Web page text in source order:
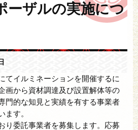
ーザルの実施につ
てイルミネーションを開催するに
画から資材調達及び設置解体等の
門的な知見と実績を有する事業者
ます。
り委託事業者を募集します。応募